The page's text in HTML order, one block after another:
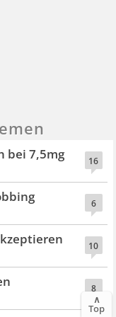
16
bei 7,5mg
6
10
8
∧
Top